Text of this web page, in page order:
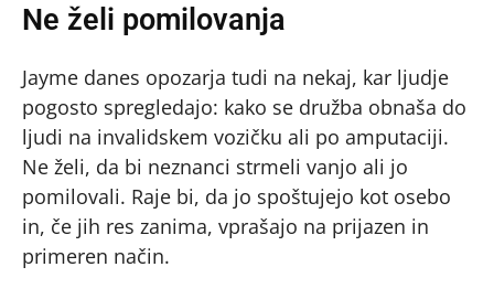
Ne želi pomilovanja
Jayme danes opozarja tudi na nekaj, kar ljudje
pogosto spregledajo: kako se družba obnaša do
ljudi na invalidskem vozičku ali po amputaciji.
Ne želi, da bi neznanci strmeli vanjo ali jo
pomilovali. Raje bi, da jo spoštujejo kot osebo
in, če jih res zanima, vprašajo na prijazen in
primeren način.